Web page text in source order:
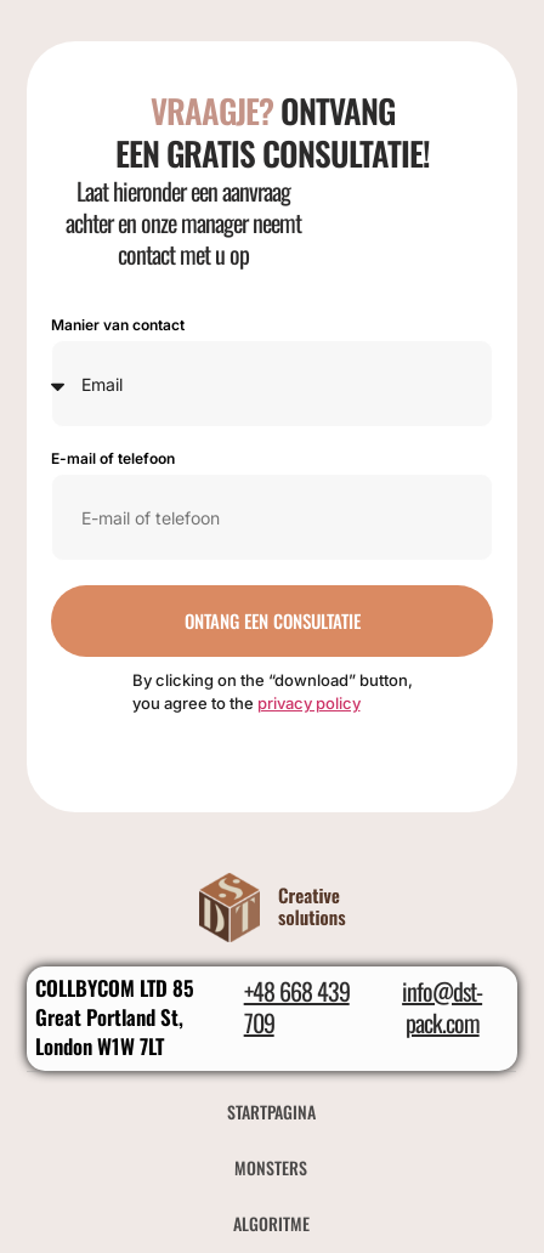
VRAAGJE?ONTVANG
EEN GRATIS CONSULTATIE!
Laat hieronder een aanvraag
achter en onze manager neemt
contact met u op
Manier van contact
E-mail of telefoon
ONTANG EEN CONSULTATIE
By clicking on the “download” button,
you agree to the privacy policy
COLLBYCOM LTD 85
Great Portland St,
London W1W 7LT
+48 668 439
709
info@dst-
pack.com
STARTPAGINA
MONSTERS
ALGORITME